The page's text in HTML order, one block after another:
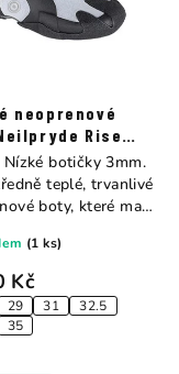
neoprenové
Rise
Kč
29 31
32.5
35
(1 ks)
Nízké botičky 3mm.
teplé, trvanlivé
boty, které mají